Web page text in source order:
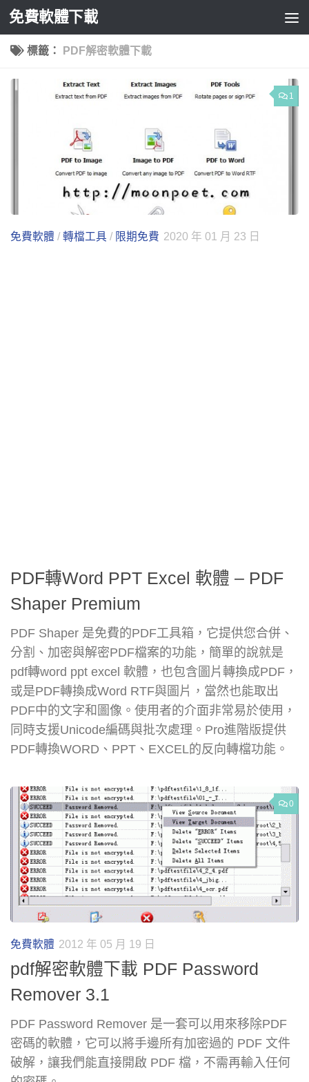
Skip to content
免費軟體下載
標籤： PDF解密軟體下載
1
免費軟體 / 轉檔工具 / 限期免費 2020 年 01 月 23 日
PDF轉Word PPT Excel 軟體 – PDF
Shaper Premium
PDF Shaper 是免費的PDF工具箱，它提供您合併、
分割、加密與解密PDF檔案的功能，簡單的說就是
pdf轉word ppt excel 軟體，也包含圖片轉換成PDF，
或是PDF轉換成Word RTF與圖片，當然也能取出
PDF中的文字和圖像。使用者的介面非常易於使用，
同時支援Unicode編碼與批次處理。Pro進階版提供
PDF轉換WORD、PPT、EXCEL的反向轉檔功能。
0
免費軟體 2012 年 05 月 19 日
pdf解密軟體下載 PDF Password
Remover 3.1
PDF Password Remover 是一套可以用來移除PDF
密碼的軟體，它可以將手邊所有加密過的 PDF 文件
破解，讓我們能直接開啟 PDF 檔，不需再輸入任何